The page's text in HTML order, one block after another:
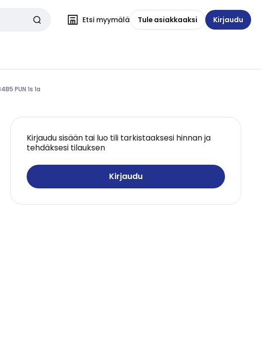
Etsi myymälä Tule asiakkaaksi Kirjaudu
PUN 1s 1a
Kirjaudu sisään tai luo tili tarkistaaksesi hinnan ja
tehdäksesi tilauksen
Kirjaudu